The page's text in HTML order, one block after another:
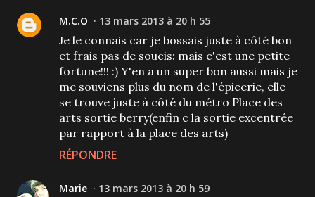
M.C.O 13 mars 2013 à 20 h 55
Je le connais car je bossais juste à côté bon
et frais pas de soucis: mais c'est une petite
fortune!!! :) Y'en a un super bon aussi mais je
me souviens plus du nom de l'épicerie, elle
se trouve juste à côté du métro Place des
arts sortie berry(enfin c la sortie excentrée
par rapport à la place des arts)
RÉPONDRE
Marie 13 mars 2013 à 20 h 59